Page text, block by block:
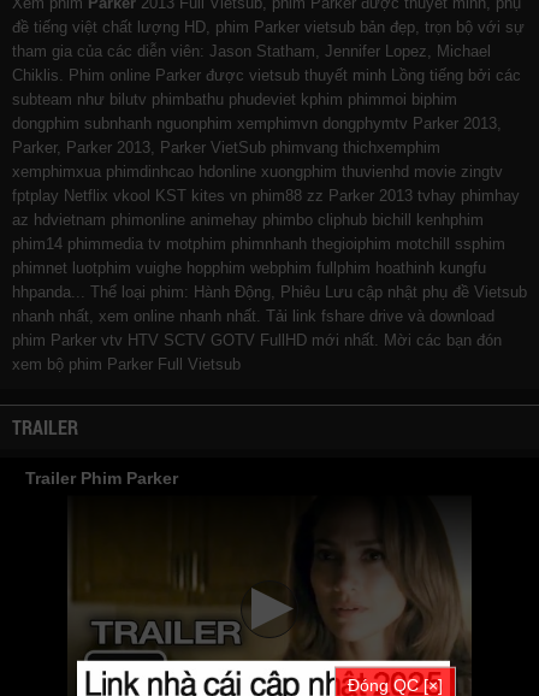
đề tiếng việt chất lượng HD, phim Parker vietsub bản đẹp, trọn bộ với sự
tham gia của các diễn viên: Jason Statham, Jennifer Lopez, Michael
Chiklis. Phim online Parker được vietsub thuyết minh Lồng tiếng bởi các
subteam như bilutv phimbathu phudeviet kphim phimmoi biphim
dongphim subnhanh nguonphim xemphimvn dongphymtv Parker 2013,
Parker, Parker 2013, Parker VietSub phimvang thichxemphim
xemphimxua phimdinhcao hdonline xuongphim thuvienhd movie zingtv
fptplay Netflix vkool KST kites vn phim88 zz Parker 2013 tvhay phimhay
az hdvietnam phimonline animehay phimbo cliphub bichill
kenhphim
phim14 phimmedia tv motphim phimnhanh thegioiphim motchill
ssphim
phimnet luotphim vuighe hopphim webphim fullphim hoathinh kungfu
hhpanda ... Thể loại phim: Hành Động, Phiêu Lưu cập nhật phụ đề Vietsub
nhanh nhất, xem online nhanh nhất. Tải link fshare drive và download
phim Parker vtv HTV SCTV GOTV FullHD mới nhất. Mời các bạn đón
xem bộ phim Parker Full Vietsub
TRAILER
Trailer Phim Parker
Đóng QC [×]